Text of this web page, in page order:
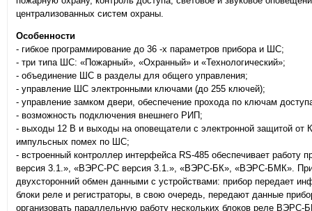
централизованных систем охраны.
Особенности
- гибкое программирование до 36 -х параметров прибора и ШС;
- три типа ШС: «Пожарный», «Охранный» и «Технологический»;
- объединение ШС в разделы для общего управления;
- управление ШС электронными ключами (до 255 ключей);
- управление замком двери, обеспечение прохода по ключам
- возможность подключения внешнего РИП;
- выходы 12 В и выходы на оповещатели с электронной защитой от
импульсных помех по ШС;
- встроенный контроллер интерфейса RS-485 обеспечивает
версия 3.1.», «ВЭРС-РС версия 3.1.», «ВЭРС-БК», «ВЭРС-БMК». При
двухсторонний обмен данными с устройствами: прибор передает
блоки реле и регистраторы, в свою очередь, передают данные
организовать параллельную работу нескольких блоков реле